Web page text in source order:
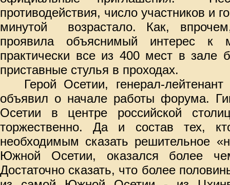
противодействия, число участников и
минутой
возрастало. Как,
проявила объяснимый интерес к
практически все из 400 мест в зале
приставные стулья в проходах.
Герой Осетии, генерал-
объявил о начале работы форума.
Осетии в центре российской
торжественно. Да и состав тех,
необходимым сказать решительное
Южной Осетии, оказался более
Достаточно сказать, что более